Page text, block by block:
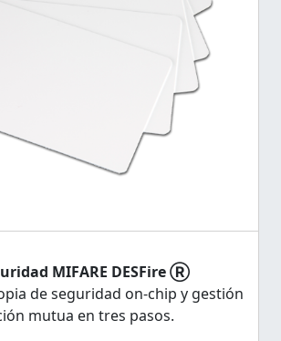
MIFARE DESFire Ⓡ
de seguridad on-chip y gestión
mutua en tres pasos.